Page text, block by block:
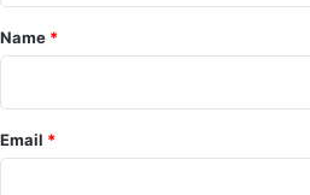
*
Name *
Email *